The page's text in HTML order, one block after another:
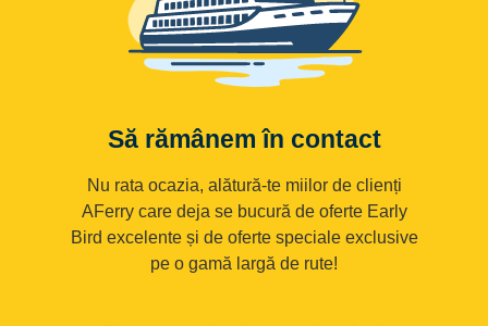
Să rămânem în contact
Nu rata ocazia, alătură-te miilor de clienți
AFerry care deja se bucură de oferte Early
Bird excelente și de oferte speciale exclusive
pe o gamă largă de rute!